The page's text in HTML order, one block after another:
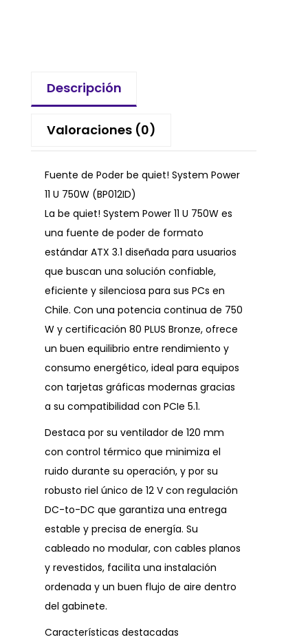
Descripción
Valoraciones (0)
Fuente de Poder be quiet! System Power
11 U 750W (BP012ID)
La be quiet! System Power 11 U 750W es
una fuente de poder de formato
estándar ATX 3.1 diseñada para usuarios
que buscan una solución confiable,
eficiente y silenciosa para sus PCs en
Chile. Con una potencia continua de 750
W y certificación 80 PLUS Bronze, ofrece
un buen equilibrio entre rendimiento y
consumo energético, ideal para equipos
con tarjetas gráficas modernas gracias
a su compatibilidad con PCIe 5.1.
Destaca por su ventilador de 120 mm
con control térmico que minimiza el
ruido durante su operación, y por su
robusto riel único de 12 V con regulación
DC-to-DC que garantiza una entrega
estable y precisa de energía. Su
cableado no modular, con cables planos
y revestidos, facilita una instalación
ordenada y un buen flujo de aire dentro
del gabinete.
Características destacadas